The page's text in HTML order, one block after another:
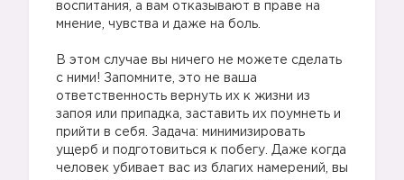
воспитания, а вам отказывают в праве на
мнение, чувства и даже на боль.
В этом случае вы ничего не можете сделать
с ними! Запомните, это не ваша
ответственность вернуть их к жизни из
запоя или припадка, заставить их поумнеть и
прийти в себя. Задача: минимизировать
ущерб и подготовиться к побегу. Даже когда
человек убивает вас из благих намерений, вы